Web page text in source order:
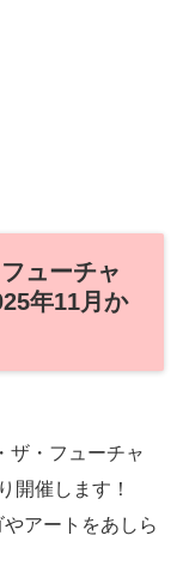
ューチャ
年11月か
ザ・フューチャ
開催します！
アートをあしら